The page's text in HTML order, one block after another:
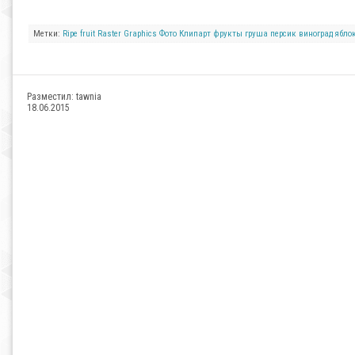
Метки: Ripe fruit Raster Graphics Фото Клипарт фрукты груша персик виноград
Разместил: tawnia
18.06.2015